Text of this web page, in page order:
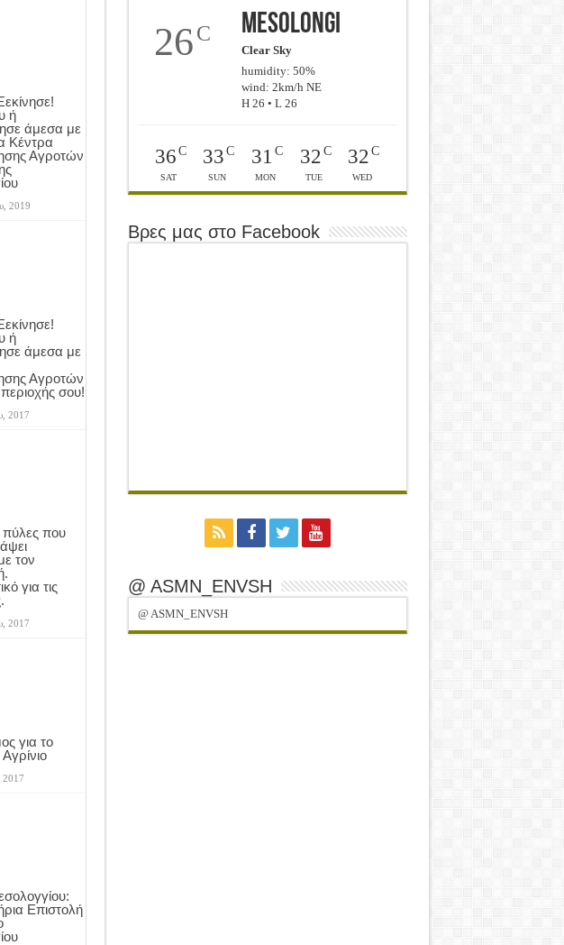
ή
άμεσα με
Κέντρα
Αγροτών
2019
ή
άμεσα με
Αγροτών
σου!
2017
πύλες που
τον
για τις
2017
για το
2017
Επιστολή
26C Mesolongi
Clear Sky
humidity: 50%
wind: 2km/h NE
H 26 • L 26
36C
SAT
33 C
SUN
31 C
MON
32C
TUE
32C
WED
Βρες μας στο Facebook
@ ASMN_ENVSH
@ ASMN_ENVSH